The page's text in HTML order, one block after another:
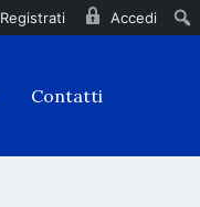
Registrati Accedi
Contatti